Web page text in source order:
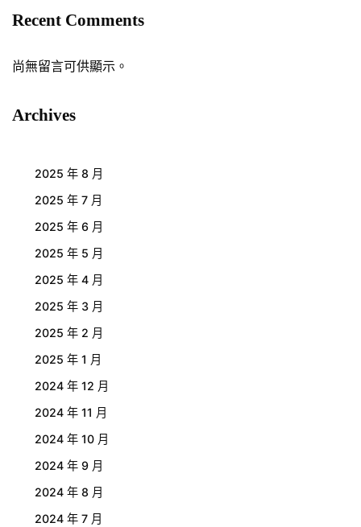
Recent Comments
尚無留言可供顯示。
Archives
2025 年 8 月
2025 年 7 月
2025 年 6 月
2025 年 5 月
2025 年 4 月
2025 年 3 月
2025 年 2 月
2025 年 1 月
2024 年 12 月
2024 年 11 月
2024 年 10 月
2024 年 9 月
2024 年 8 月
2024 年 7 月